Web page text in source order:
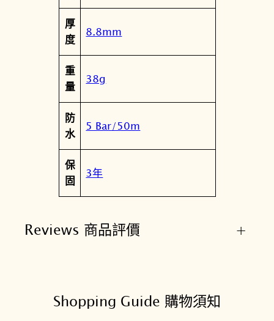
厚
度
8.8mm
重
量
38g
防
水
5 Bar/50m
保
固
3年
Reviews 商品評價 +
Shopping Guide 購物須知